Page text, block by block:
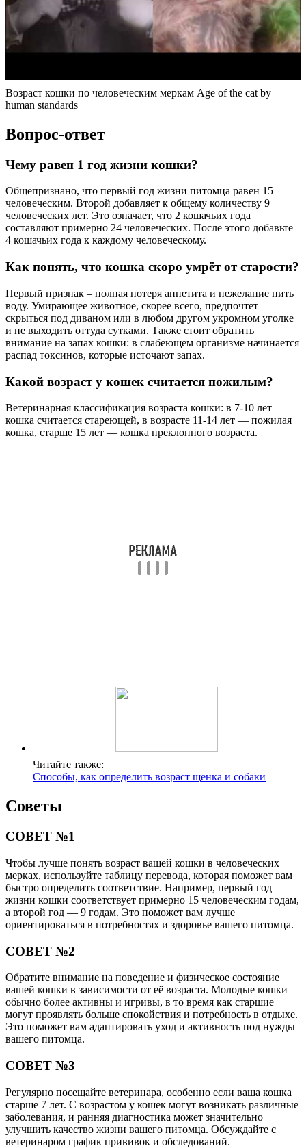
Возраст кошки по человеческим меркам Age of the cat by
human standards
Вопрос-ответ
Чему равен 1 год жизни кошки?
Общепризнано, что первый год жизни питомца равен 15
человеческим. Второй добавляет к общему количеству 9
человеческих лет. Это означает, что 2 кошачьих года
составляют примерно 24 человеческих. После этого добавьте
4 кошачьих года к каждому человеческому.
Как понять, что кошка скоро умрёт от старости?
Первый признак – полная потеря аппетита и нежелание пить
воду. Умирающее животное, скорее всего, предпочтет
скрыться под диваном или в любом другом укромном уголке
и не выходить оттуда сутками. Также стоит обратить
внимание на запах кошки: в слабеющем организме начинается
распад токсинов, которые источают запах.
Какой возраст у кошек считается пожилым?
Ветеринарная классификация возраста кошки: в 7-10 лет
кошка считается стареющей, в возрасте 11-14 лет — пожилая
кошка, старше 15 лет — кошка преклонного возраста.
Читайте также:
Способы, как определить возраст щенка и собаки
Советы
СОВЕТ №1
Чтобы лучше понять возраст вашей кошки в человеческих
мерках, используйте таблицу перевода, которая поможет вам
быстро определить соответствие. Например, первый год
жизни кошки соответствует примерно 15 человеческим годам,
а второй год — 9 годам. Это поможет вам лучше
ориентироваться в потребностях и здоровье вашего питомца.
СОВЕТ №2
Обратите внимание на поведение и физическое состояние
вашей кошки в зависимости от её возраста. Молодые кошки
обычно более активны и игривы, в то время как старшие
могут проявлять больше спокойствия и потребность в отдыхе.
Это поможет вам адаптировать уход и активность под нужды
вашего питомца.
СОВЕТ №3
Регулярно посещайте ветеринара, особенно если ваша кошка
старше 7 лет. С возрастом у кошек могут возникать различные
заболевания, и ранняя диагностика может значительно
улучшить качество жизни вашего питомца. Обсуждайте с
ветеринаром график прививок и обследований.